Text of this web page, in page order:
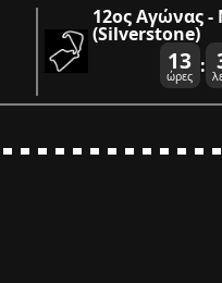
12ος Αγώνας
(Silverstone)
13
ώρες :